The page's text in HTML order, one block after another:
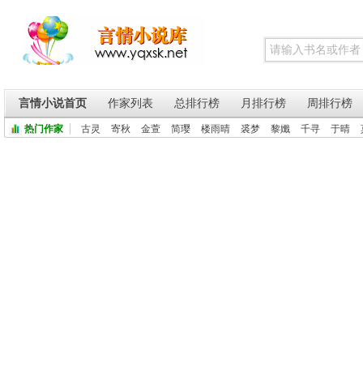
言情小说首页 作家列表 总排行榜 月排行榜 周排行榜
热门作家 古灵 寄秋 金萱 简璎 楼雨晴 裘梦 黎孅 千寻 于晴